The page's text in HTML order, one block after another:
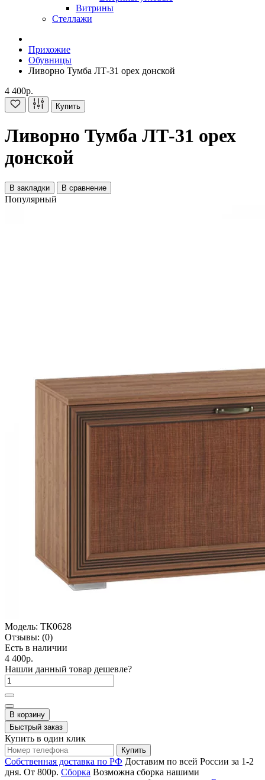
Витрины
Стеллажи
Прихожие
Обувницы
Ливорно Тумба ЛТ-31 орех донской
4 400р.
Купить
Ливорно Тумба ЛТ-31 орех
донской
В закладки В сравнение
Популярный
Модель: ТК0628
Отзывы: (0)
Есть в наличии
4 400р.
Нашли данный товар дешевле?
В корзину
Быстрый заказ
Купить в один клик
Купить
Собственная доставка по РФ Доставим по всей России за 1-2
дня. От 800р. Сборка Возможна сборка нашими